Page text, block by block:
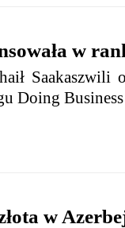
w
Saakaszwili
Doing
w